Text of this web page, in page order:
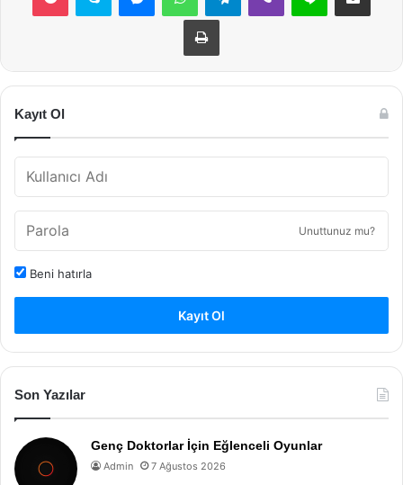
Yazdır
Kayıt Ol
Unuttunuz mu?
Beni hatırla
Kayıt Ol
Son Yazılar
Genç Doktorlar İçin Eğlenceli Oyunlar
Admin 7 Ağustos 2026